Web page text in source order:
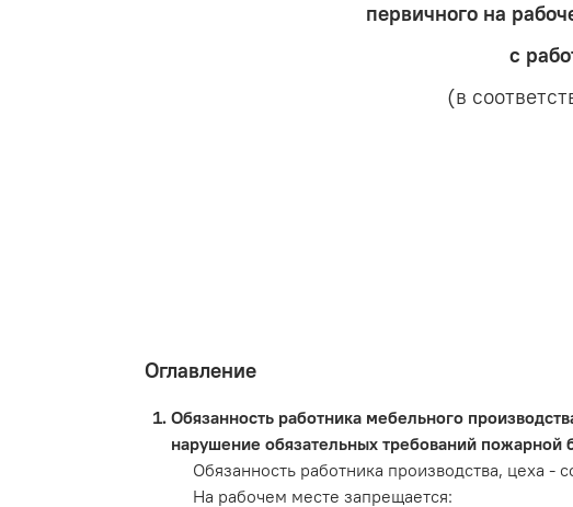
первичного на
с
(в
Оглавление
Обязанность работника мебельного
нарушение обязательных требований пожарной
Обязанность работника производства, цеха -
На рабочем месте запрещается: